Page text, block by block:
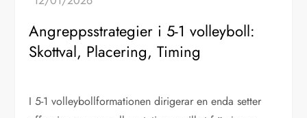
Angreppsstrategier i 5-1 volleyboll:
Skottval, Placering, Timing
I 5-1 volleybollformationen dirigerar en enda setter